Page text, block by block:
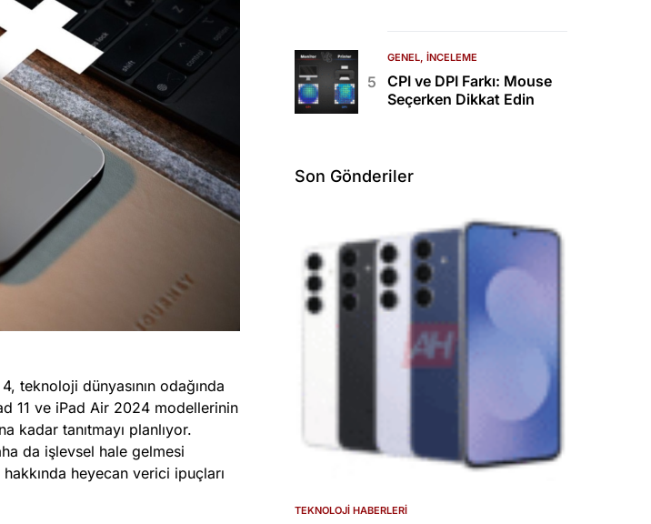
teknoloji dünyasının odağında
11 ve iPad Air 2024 modellerinin
kadar tanıtmayı planlıyor.
da işlevsel hale gelmesi
heyecan verici ipuçları
GENEL İNCELEME
CPI ve DPI Farkı: Mouse
Seçerken Dikkat Edin
Son Gönderiler
TEKNOLOJI HABERLERI